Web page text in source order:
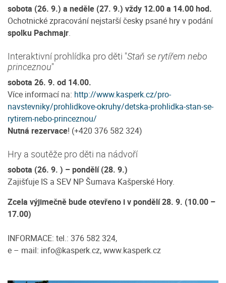
sobota (26. 9.) a neděle (27. 9.) vždy 12.00 a 14.00 hod.
Ochotnické zpracování nejstarší česky psané hry v podání
spolku Pachmajr.
Interaktivní prohlídka pro děti "Staň se rytířem nebo
princeznou"
sobota 26. 9. od 14.00.
Více informací na: http://www.kasperk.cz/pro-
navstevniky/prohlidkove-okruhy/detska-prohlidka-stan-se-
rytirem-nebo-princeznou/
Nutná rezervace! (+420 376 582 324)
Hry a soutěže pro děti na nádvoří
sobota (26. 9. ) – pondělí (28. 9.)
Zajišťuje IS a SEV NP Šumava Kašperské Hory.
Zcela výjimečně bude otevřeno i v pondělí 28. 9. (10.00 –
17.00)
INFORMACE: tel.: 376 582 324,
e – mail: info@kasperk.cz, www.kasperk.cz